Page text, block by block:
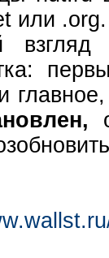
или .org.